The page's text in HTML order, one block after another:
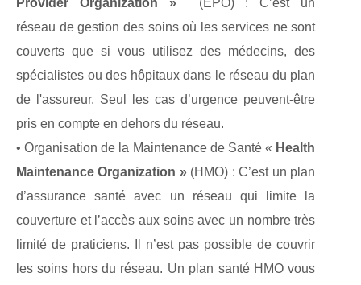
Provider Organization »(EPO) : C’est un
réseau de gestion des soins où les services ne sont
couverts que si vous utilisez des médecins, des
spécialistes ou des hôpitaux dans le réseau du plan
de l'assureur. Seul les cas d’urgence peuvent-être
pris en compte en dehors du réseau.
• Organisation de la Maintenance de Santé « Health
Maintenance Organization »(HMO) : C’est un plan
d’assurance santé avec un réseau qui limite la
couverture et l’accès aux soins avec un nombre très
limité de praticiens. Il n’est pas possible de couvrir
les soins hors du réseau. Un plan santé HMO vous